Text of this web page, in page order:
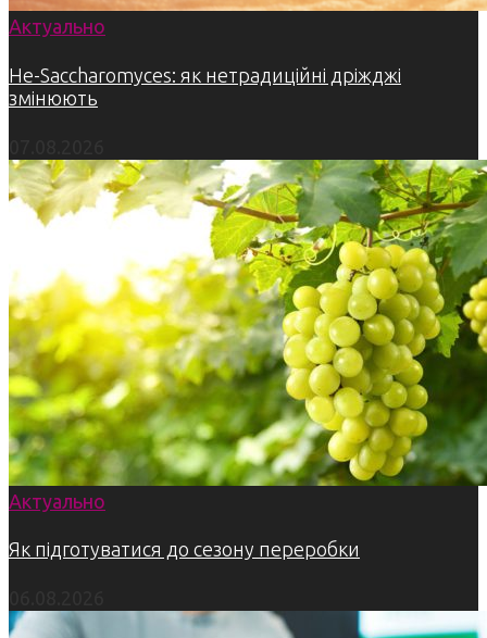
Актуально
Не-Saccharomyces: як нетрадиційні дріжджі
змінюють
Актуально
Як підготуватися до сезону переробки